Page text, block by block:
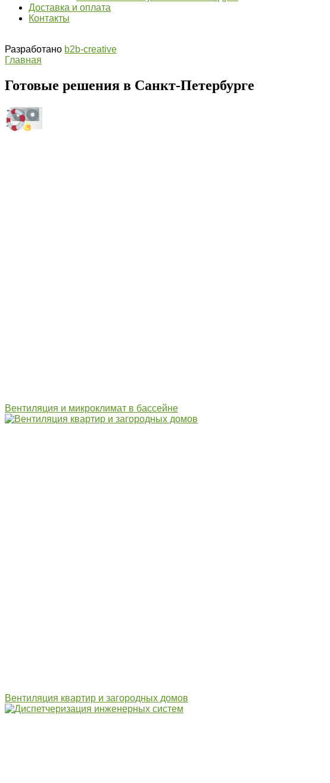
Доставка и оплата
Контакты
Разработано b2b-creative
Главная
Готовые решения в Санкт-Петербурге
Вентиляция и микроклимат в бассейне
Вентиляция квартир и загородных домов